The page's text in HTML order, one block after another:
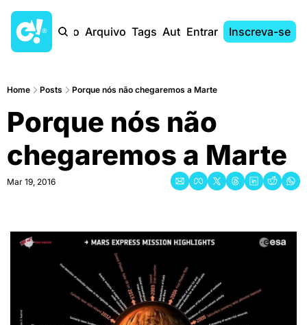
Início Arquivo Tags AutoresEntrar Inscreva-se
Home Posts Porque nós não chegaremos a Marte
Porque nós não
chegaremos a Marte
Mar 19, 2016